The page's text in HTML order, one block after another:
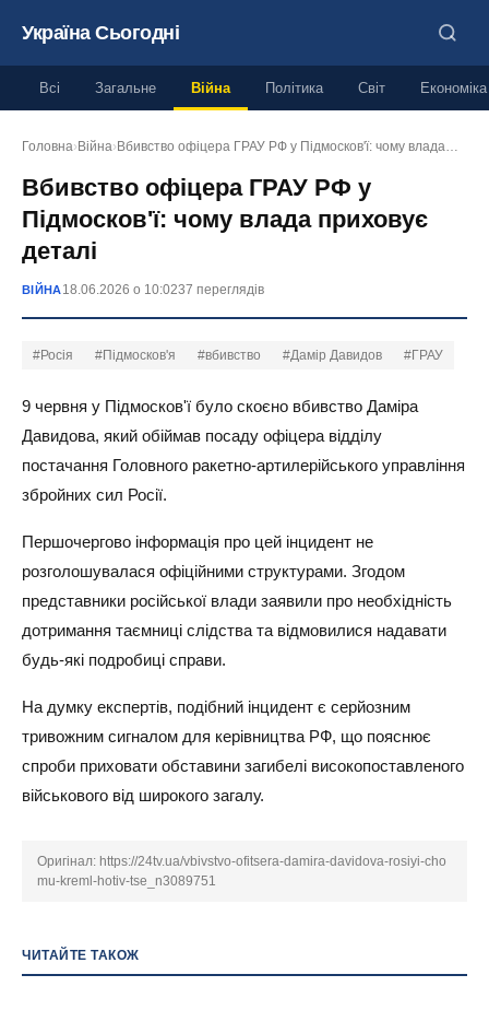
Україна Сьогодні
Всі Загальне Війна Політика Світ Економіка
Головна› Війна› Вбивство офіцера ГРАУ РФ у Підмосков'ї: чому влада…
Вбивство офіцера ГРАУ РФ у
Підмосков'ї: чому влада приховує
деталі
ВІЙНА18.06.2026 о 10:0237 переглядів
#Росія #Підмосков'я #вбивство #Дамір Давидов #ГРАУ
9 червня у Підмосков'ї було скоєно вбивство Даміра
Давидова, який обіймав посаду офіцера відділу
постачання Головного ракетно-артилерійського управління
збройних сил Росії.
Першочергово інформація про цей інцидент не
розголошувалася офіційними структурами. Згодом
представники російської влади заявили про необхідність
дотримання таємниці слідства та відмовилися надавати
будь-які подробиці справи.
На думку експертів, подібний інцидент є серйозним
тривожним сигналом для керівництва РФ, що пояснює
спроби приховати обставини загибелі високопоставленого
військового від широкого загалу.
Оригінал: https://24tv.ua/vbivstvo-ofitsera-damira-davidova-rosiyi-cho
mu-kreml-hotiv-tse_n3089751
ЧИТАЙТЕ ТАКОЖ